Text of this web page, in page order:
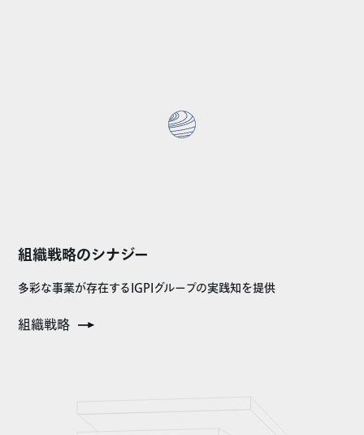
組織戦略のシナジー
多彩な事業が存在するIGPIグループの実践知を提供
組織戦略